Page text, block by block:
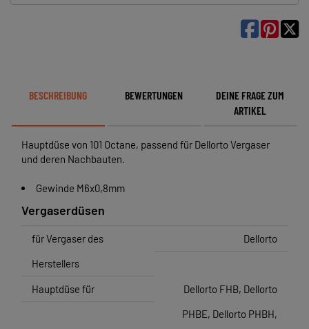

BESCHREIBUNG BEWERTUNGEN
DEINE FRAGE ZUM
ARTIKEL
Hauptdüse von 101 Octane, passend für Dellorto Vergaser
und deren Nachbauten.
Gewinde M6x0,8mm
Vergaserdüsen
für Vergaser des
Herstellers
Dellorto
Hauptdüse für
Dellorto FHB, Dellorto
PHBE, Dellorto PHBH,